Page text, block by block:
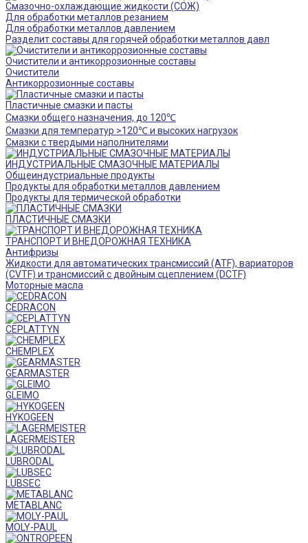
Смазочно-охлаждающие жидкости (СОЖ)
Для обработки металлов резанием
Для обработки металлов давлением
Разделит составы для горячей обработки металлов давл
Очистители и антикоррозионные составы
Очистители
Антикоррозионные составы
Пластичные смазки и пасты
Смазки общего назначения, до 120℃
Смазки для температур >120℃ и высоких нагрузок
Смазки с твердыми наполнителями
ИНДУСТРИАЛЬНЫЕ СМАЗОЧНЫЕ МАТЕРИАЛЫ
Общеиндустриальные продукты
Продукты для обработки металлов давлением
Продукты для термической обработки
ПЛАСТИЧНЫЕ СМАЗКИ
ТРАНСПОРТ И ВНЕДОРОЖНАЯ ТЕХНИКА
Антифризы
Жидкости для автоматических трансмиссий (ATF), вариаторов
(CVTF) и трансмиссий с двойным сцеплением (DCTF)
Моторные масла
CEDRACON
CEPLATTYN
CHEMPLEX
GEARMASTER
GLEIMO
HYKOGEEN
LAGERMEISTER
LUBRODAL
LUBSEC
METABLANC
MOLY-PAUL